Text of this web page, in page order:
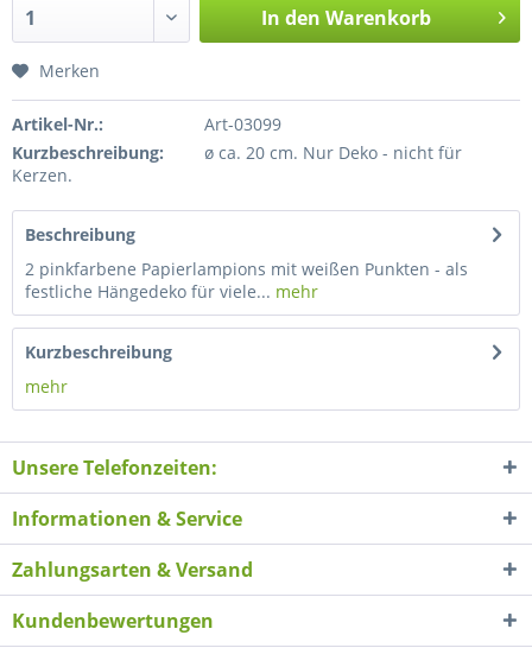
In den Warenkorb
Merken
Artikel-Nr.:
Art-03099
Kurzbeschreibung:
ø ca. 20 cm. Nur Deko - nicht für
Kerzen.
Beschreibung
2 pinkfarbene Papierlampions mit weißen Punkten - als
festliche Hängedeko für viele... mehr
Kurzbeschreibung
mehr
Unsere Telefonzeiten:
Informationen & Service
Zahlungsarten & Versand
Kundenbewertungen